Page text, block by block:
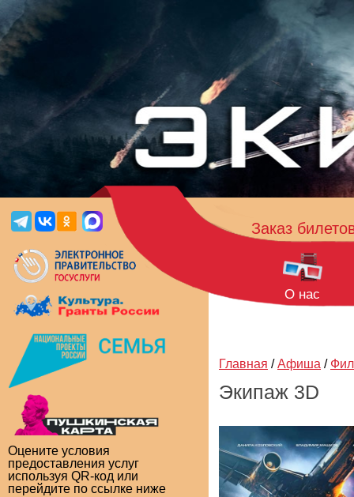
Оцените условия
предоставления услуг
используя QR-код или
перейдите по ссылке ниже
Заказ
О нас
Главная / Афиша /
Экипаж 3D